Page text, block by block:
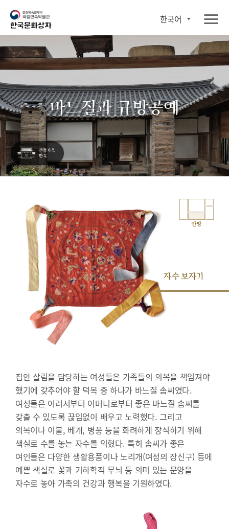
한국어
바느질과 규방공예
안방
자수 보자기
집안 살림을 담당하는 여성들은 가족들의 의복을 책임져야
했기에 갖추어야 할 덕목 중 하나가 바느질 솜씨였다.
여성들은 어려서부터 어머니로부터 좋은 바느질 솜씨를
갖출 수 있도록 끊임없이 배우고 노력했다. 그리고
의복이나 이불, 베개, 병풍 등을 화려하게 장식하기 위해
색실로 수를 놓는 자수를 익혔다. 특히 솜씨가 좋은
여인들은 다양한 생활용품이나 노리개(여성의 장신구) 등에
예쁜 색실로 꽃과 기하학적 무늬 등 의미 있는 문양을
자수로 놓아 가족의 건강과 행복을 기원하였다.